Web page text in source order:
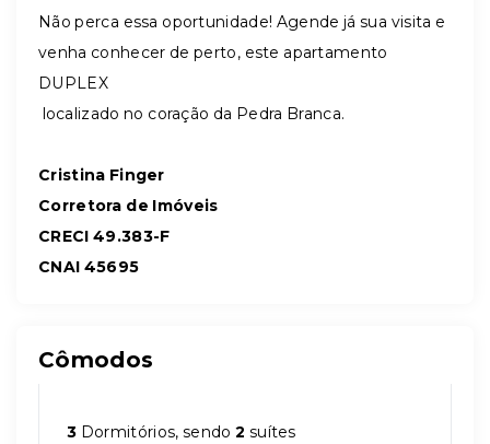
Não perca essa oportunidade! Agende já sua visita e
venha conhecer de perto, este apartamento
DUPLEX
localizado no coração da Pedra Branca.
Cristina Finger
Corretora de Imóveis
CRECI 49.383-F
CNAI 45695
Cômodos
3 Dormitórios, sendo2 suítes